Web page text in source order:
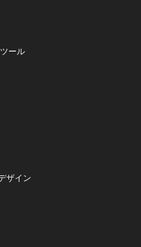
ール
ザイン